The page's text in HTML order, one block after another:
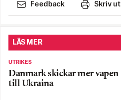
Feedback Skriv ut
LÄS MER
UTRIKES
Danmark skickar mer vapen
till Ukraina